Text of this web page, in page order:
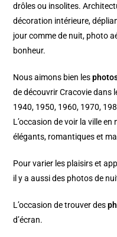
drôles ou insolites.
décoration intérieure,
jour comme de nuit, photo
bonheur.
Nous aimons bien les
de découvrir Cracovie dans
1940, 1950, 1960, 1970,
L’occasion de voir la ville
élégants, romantiques et
Pour varier les plaisirs et
il y a aussi des photos de
L’occasion de trouver des
d’écran.